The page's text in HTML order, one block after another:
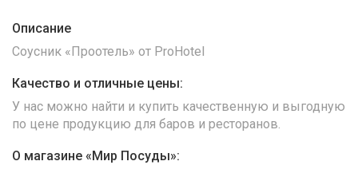
Описание
Соусник «Проотель» от ProHotel
Качество и отличные цены:
У нас можно найти и купить качественную и выгодную
по цене продукцию для баров и ресторанов.
О магазине «Мир Посуды»: